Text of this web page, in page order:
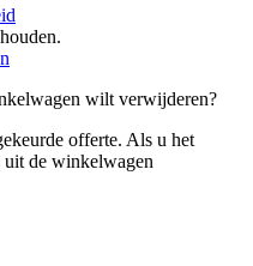
wilt verwijderen?
offerte. Als u het
de winkelwagen